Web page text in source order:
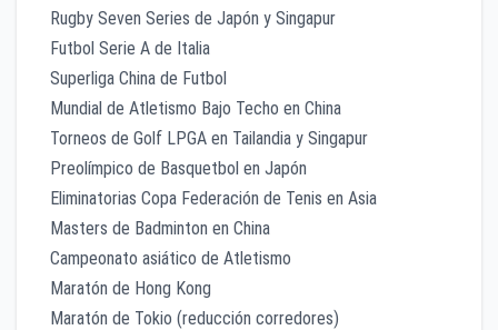
Rugby Seven Series de Japón y Singapur
Futbol Serie A de Italia
Superliga China de Futbol
Mundial de Atletismo Bajo Techo en China
Torneos de Golf LPGA en Tailandia y Singapur
Preolímpico de Basquetbol en Japón
Eliminatorias Copa Federación de Tenis en Asia
Masters de Badminton en China
Campeonato asiático de Atletismo
Maratón de Hong Kong
Maratón de Tokio (reducción corredores)